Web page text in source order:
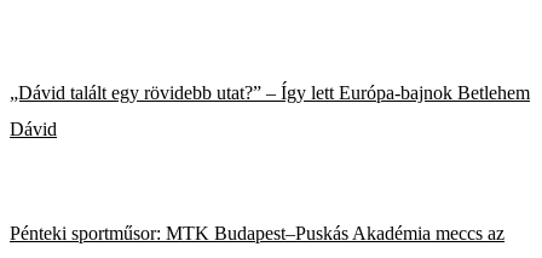
„Dávid talált egy rövidebb utat?” – Így lett Európa-bajnok Betlehem
Dávid
Pénteki sportműsor: MTK Budapest–Puskás Akadémia meccs az